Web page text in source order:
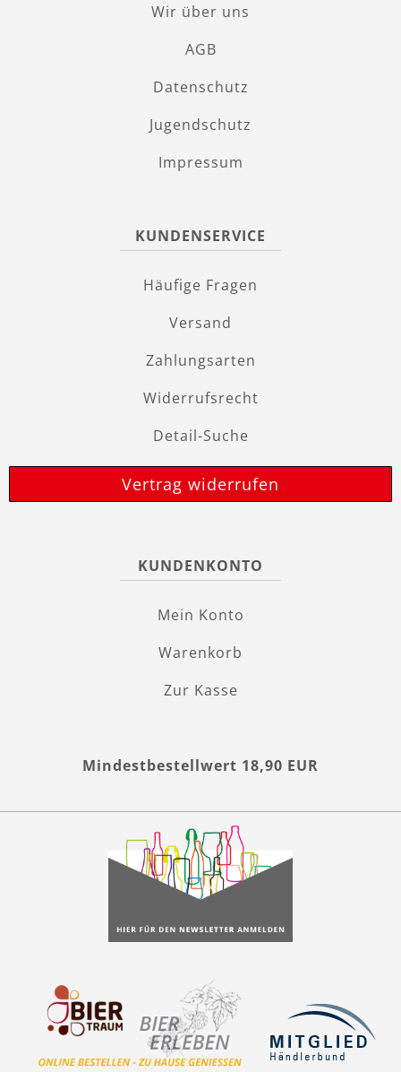
Wir über uns
AGB
Datenschutz
Jugendschutz
Impressum
KUNDENSERVICE
Häufige Fragen
Versand
Zahlungsarten
Widerrufsrecht
Detail-Suche
Vertrag widerrufen
KUNDENKONTO
Mein Konto
Warenkorb
Zur Kasse
Mindestbestellwert 18,90 EUR